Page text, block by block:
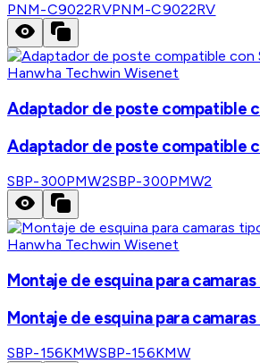
PNM-C9022RVPNM-C9022RV
Hanwha Techwin Wisenet
Adaptador de poste compatible
Adaptador de poste compatible
SBP-300PMW2SBP-300PMW2
Hanwha Techwin Wisenet
Montaje de esquina para
Montaje de esquina para
SBP-156KMWSBP-156KMW